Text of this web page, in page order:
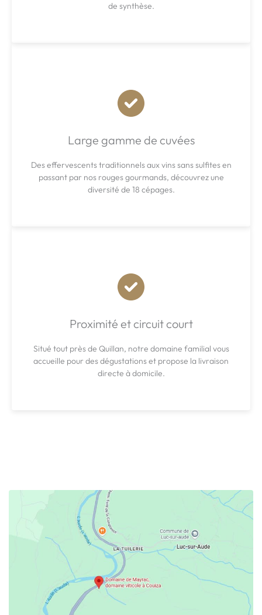
de synthèse.
Large gamme de cuvées
Des effervescents traditionnels aux vins sans sulfites en
passant par nos rouges gourmands, découvrez une
diversité de 18 cépages.
Proximité et circuit court
Situé tout près de Quillan, notre domaine familial vous
accueille pour des dégustations et propose la livraison
directe à domicile.